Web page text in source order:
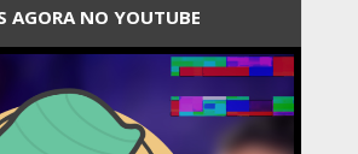
AGORA NO YOUTUBE